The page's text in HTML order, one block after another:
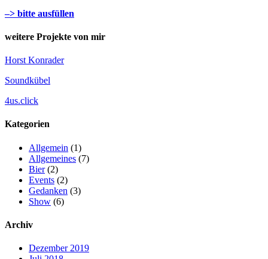
–> bitte ausfüllen
weitere Projekte von mir
Horst Konrader
Soundkübel
4us.click
Kategorien
Allgemein (1)
Allgemeines (7)
Bier(2)
Events (2)
Gedanken (3)
Show (6)
Archiv
Dezember 2019